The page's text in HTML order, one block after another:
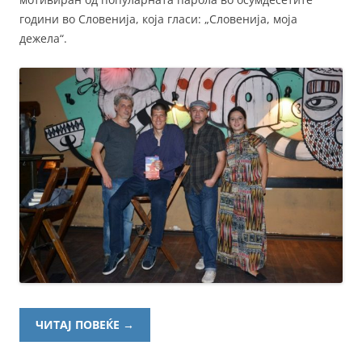
години во Словенија, која гласи: „Словенија, моја
дежела“.
ЧИТАЈ ПОВЕЌЕ →